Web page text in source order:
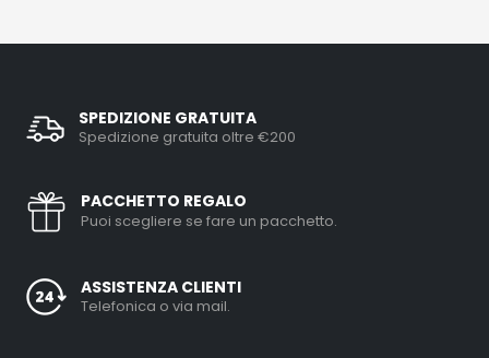
SPEDIZIONE GRATUITA
Spedizione gratuita oltre €200
PACCHETTO REGALO
Puoi scegliere se fare un pacchetto.
ASSISTENZA CLIENTI
Telefonica o via mail.